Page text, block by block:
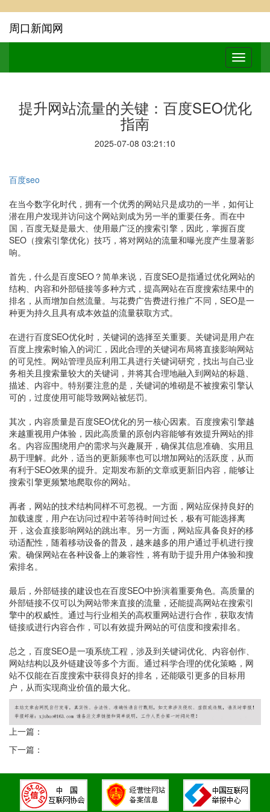
周口新闻网
提升网站流量的关键：百度SEO优化
指南
2025-07-08 03:21:10
百度seo
在当今数字化时代，拥有一个优秀的网站只是成功的一半，如何让
潜在用户发现并访问这个网站则成为另一半的重要任务。而在中
国，百度无疑是最大、使用最广泛的搜索引擎，因此，掌握百度
SEO（搜索引擎优化）技巧，将对网站的流量和曝光度产生显著影
响。
首先，什么是百度SEO？简单来说，百度SEO是指通过优化网站的
结构、内容和外部链接等多种方式，提高网站在百度搜索结果中的
排名，从而增加自然流量。与花费广告费进行推广不同，SEO是一
种更为持久且具有成本效益的流量获取方式。
在进行百度SEO优化时，关键词的选择至关重要。关键词是用户在
百度上搜索时输入的词汇，因此合理的关键词布局将直接影响网站
的可见性。网站管理员应利用工具进行关键词研究，找出与自己业
务相关且搜索量较大的关键词，并将其合理地融入到网站的标题、
描述、内容中。特别要注意的是，关键词的堆砌是不被搜索引擎认
可的，过度使用可能导致网站被惩罚。
其次，内容质量是百度SEO优化的另一核心因素。百度搜索引擎越
来越重视用户体验，因此高质量的原创内容能够有效提升网站的排
名。内容应围绕用户的需求与兴趣展开，确保其信息准确、实用且
易于理解。此外，适当的更新频率也可以增加网站的活跃度，从而
有利于SEO效果的提升。定期发布新的文章或更新旧内容，能够让
搜索引擎更频繁地爬取你的网站。
再者，网站的技术结构同样不可忽视。一方面，网站应保持良好的
加载速度，用户在访问过程中若等待时间过长，极有可能选择离
开，这会直接影响网站的跳出率。另一方面，网站应具备良好的移
动适配性，随着移动设备的普及，越来越多的用户通过手机进行搜
索。确保网站在各种设备上的兼容性，将有助于提升用户体验和搜
索排名。
最后，外部链接的建设也在百度SEO中扮演着重要角色。高质量的
外部链接不仅可以为网站带来直接的流量，还能提高网站在搜索引
擎中的权威性。通过与行业相关的高权重网站进行合作，获取友情
链接或进行内容合作，可以有效提升网站的可信度和搜索排名。
总之，百度SEO是一项系统工程，涉及到关键词优化、内容创作、
网站结构以及外链建设等多个方面。通过科学合理的优化策略，网
站不仅能在百度搜索中获得良好的排名，还能吸引更多的目标用
户，从而实现商业价值的最大化。
上一篇：
下一篇：